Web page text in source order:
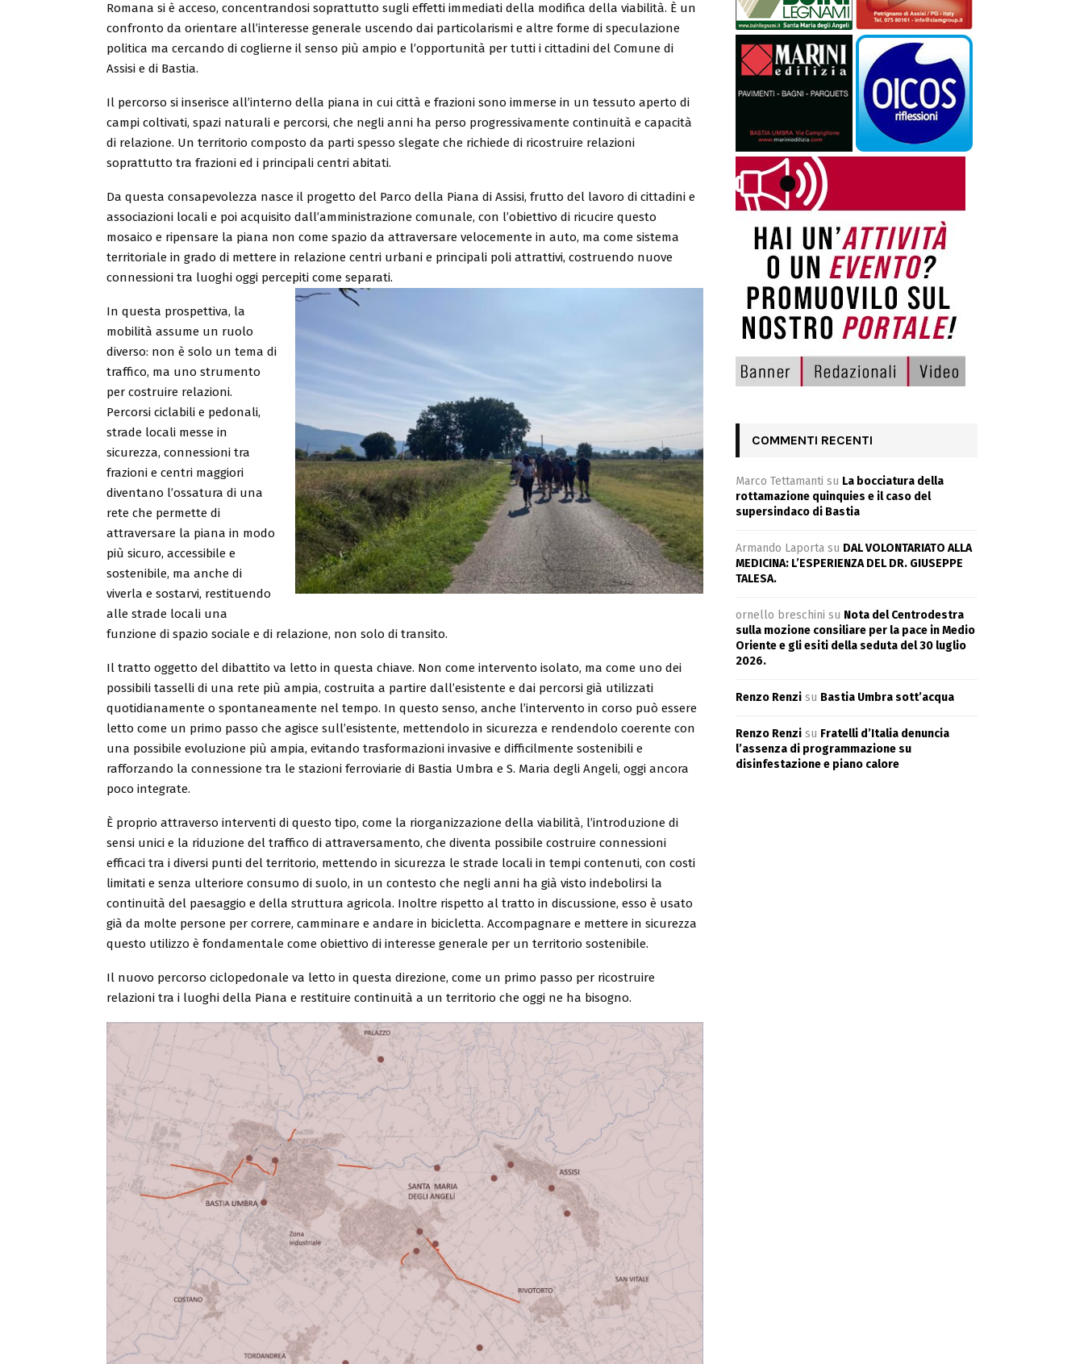
Romana si è acceso, concentrandosi soprattutto sugli effetti immediati della modifica della viabilità. È un
confronto da orientare all’interesse generale uscendo dai particolarismi e altre forme di speculazione
politica ma cercando di coglierne il senso più ampio e l’opportunità per tutti i cittadini del Comune di
Assisi e di Bastia.
Il percorso si inserisce all’interno della piana in cui città e frazioni sono immerse in un tessuto aperto di
campi coltivati, spazi naturali e percorsi, che negli anni ha perso progressivamente continuità e capacità
di relazione. Un territorio composto da parti spesso slegate che richiede di ricostruire relazioni
soprattutto tra frazioni ed i principali centri abitati.
Da questa consapevolezza nasce il progetto del Parco della Piana di Assisi, frutto del lavoro di cittadini e
associazioni locali e poi acquisito dall’amministrazione comunale, con l’obiettivo di ricucire questo
mosaico e ripensare la piana non come spazio da attraversare velocemente in auto, ma come sistema
territoriale in grado di mettere in relazione centri urbani e principali poli attrattivi, costruendo nuove
connessioni tra luoghi oggi percepiti come separati.
In questa prospettiva, la
mobilità assume un ruolo
diverso: non è solo un tema di
traffico, ma uno strumento
per costruire relazioni.
Percorsi ciclabili e pedonali,
strade locali messe in
sicurezza, connessioni tra
frazioni e centri maggiori
diventano l’ossatura di una
rete che permette di
attraversare la piana in modo
più sicuro, accessibile e
sostenibile, ma anche di
viverla e sostarvi, restituendo
alle strade locali una
funzione di spazio sociale e di relazione, non solo di transito.
Il tratto oggetto del dibattito va letto in questa chiave. Non come intervento isolato, ma come uno dei
possibili tasselli di una rete più ampia, costruita a partire dall’esistente e dai percorsi già utilizzati
quotidianamente o spontaneamente nel tempo. In questo senso, anche l’intervento in corso può essere
letto come un primo passo che agisce sull’esistente, mettendolo in sicurezza e rendendolo coerente con
una possibile evoluzione più ampia, evitando trasformazioni invasive e difficilmente sostenibili e
rafforzando la connessione tra le stazioni ferroviarie di Bastia Umbra e S. Maria degli Angeli, oggi ancora
poco integrate.
È proprio attraverso interventi di questo tipo, come la riorganizzazione della viabilità, l’introduzione di
sensi unici e la riduzione del traffico di attraversamento, che diventa possibile costruire connessioni
efficaci tra i diversi punti del territorio, mettendo in sicurezza le strade locali in tempi contenuti, con costi
limitati e senza ulteriore consumo di suolo, in un contesto che negli anni ha già visto indebolirsi la
continuità del paesaggio e della struttura agricola. Inoltre rispetto al tratto in discussione, esso è usato
già da molte persone per correre, camminare e andare in bicicletta. Accompagnare e mettere in sicurezza
questo utilizzo è fondamentale come obiettivo di interesse generale per un territorio sostenibile.
Il nuovo percorso ciclopedonale va letto in questa direzione, come un primo passo per ricostruire
relazioni tra i luoghi della Piana e restituire continuità a un territorio che oggi ne ha bisogno.
COMMENTI RECENTI
Marco Tettamanti su La bocciatura della
rottamazione quinquies e il caso del
supersindaco di Bastia
Armando Laporta su DAL VOLONTARIATO ALLA
MEDICINA: L’ESPERIENZA DEL DR. GIUSEPPE
TALESA.
ornello breschini su Nota del Centrodestra
sulla mozione consiliare per la pace in Medio
Oriente e gli esiti della seduta del 30 luglio
2026.
Renzo Renzi su Bastia Umbra sott’acqua
Renzo Renzi su Fratelli d’Italia denuncia
l’assenza di programmazione su
disinfestazione e piano calore